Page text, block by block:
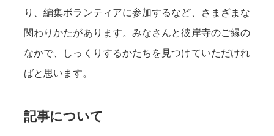
り、編集ボランティアに参加するなど、さまざまな
関わりかたがあります。みなさんと彼岸寺のご縁の
なかで、しっくりするかたちを見つけていただけれ
ばと思います。
記事について